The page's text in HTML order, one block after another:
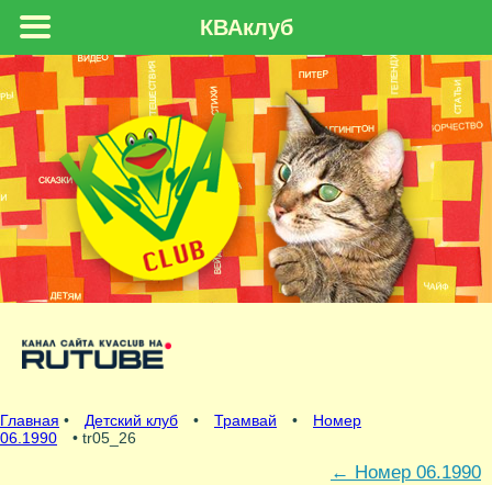
Главная • Детский клуб • Трамвай •
Номер
06.1990
• tr05_26
← Номер 06.1990
КВАклуб